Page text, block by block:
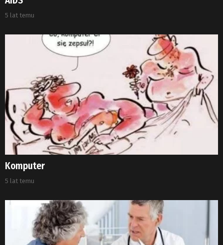
5 lat temu
Komputer
5 lat temu